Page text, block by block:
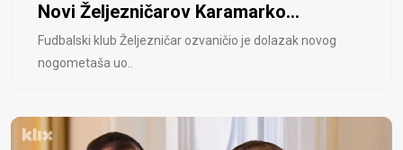
Novi Željezničarov Karamarko...
Fudbalski klub Željezničar ozvaničio je dolazak novog
nogometaša uo..